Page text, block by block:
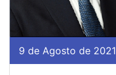
9 de Agosto de 2021